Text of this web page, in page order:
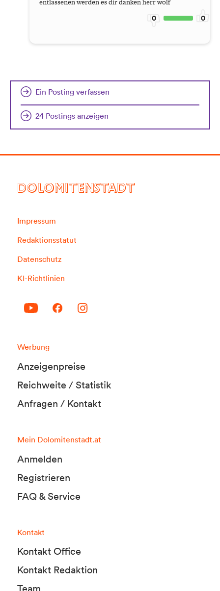
0 0
Ein Posting verfassen
24 Postings anzeigen
DOLOMITENSTADT
Impressum
Redaktionsstatut
Datenschutz
KI-Richtlinien
Werbung
Anzeigenpreise
Reichweite / Statistik
Anfragen / Kontakt
Mein Dolomitenstadt.at
Anmelden
Registrieren
FAQ & Service
Kontakt
Kontakt Office
Kontakt Redaktion